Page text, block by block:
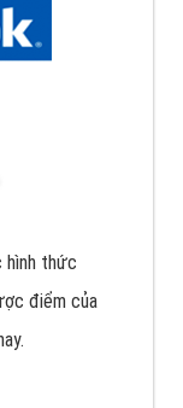
hình thức
điểm của